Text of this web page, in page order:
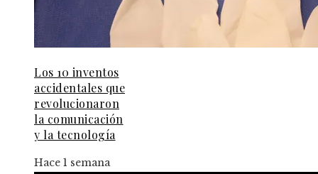
Los 10 inventos
accidentales que
revolucionaron
la comunicación
y la tecnología
Hace 1 semana